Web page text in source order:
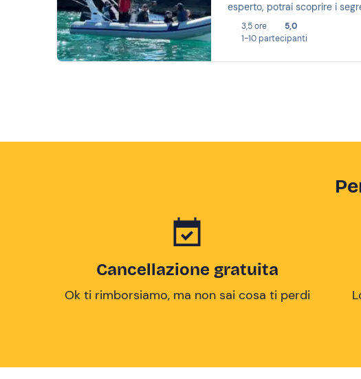
esperto, potrai scoprire i
3,5 ore
5,0
1-10 partecipanti
Cancellazione gratuita
Ok ti rimborsiamo, ma non sai cosa ti perdi